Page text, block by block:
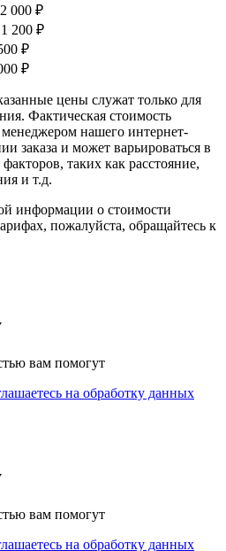
000 ₽
200 ₽
₽
₽
цены служат только для
Фактическая стоимость
менеджером нашего интернет-
заказа и может варьироваться в
таких как расстояние,
и т.д.
информации о стоимости
пожалуйста, обращайтесь к
вам помогут
на обработку данных
вам помогут
на обработку данных